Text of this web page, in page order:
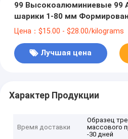
99 Высокоалюминиевые 99
шарики 1-80 мм
шариков
Цена：$15.00 - $28.00/kilograms
Лучшая цена
Характер Продукции
Время доставки
Образец
массового
-30 дней